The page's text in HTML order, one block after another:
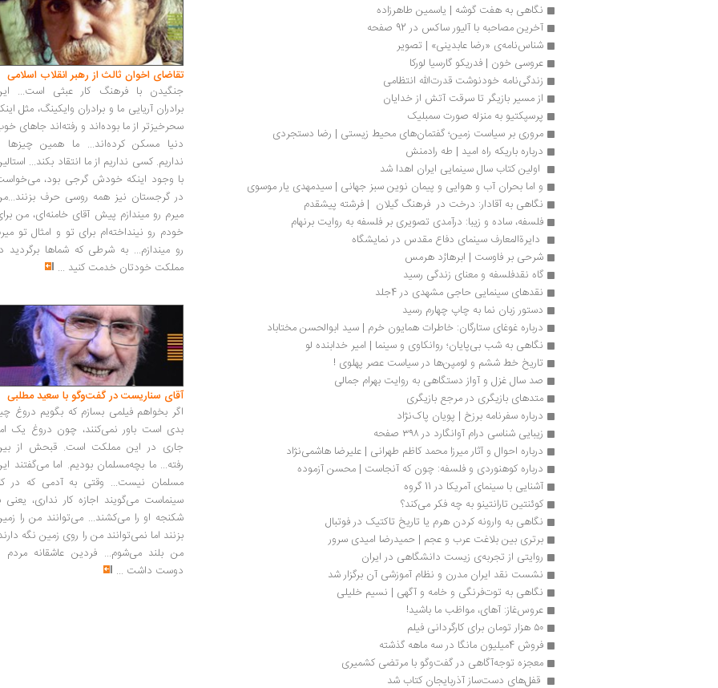
نگاهی به هفت گوشه | یاسمین طاهرزاده
آخرین مصاحبه با آلیور ساکس در 92 صفحه
شناس‌نامه‌ی «رضا عابدینی» | تصویر
عروسی خون | فدریکو گارسیا لورکا
زندگی‌نامه خودنوشت قدرت‌الله انتظامی
از مسیر بازیگر تا سرقت آتش از خدایان
پرسپکتیو به منزله صورت سمبلیک
مروری بر سیاست زمین؛ گفتمان‌های محیط زیستی | رضا دستجردی
درباره باریکه راه امید | طه رادمنش
اولین کتاب سال سینمایی ایران اهدا شد
و اما بحران آب و هوایی و پیمان نوین سبز جهانی | سیدمهدی‌ ‏یار موسوی
نگاهی به آقادار: درخت در  فرهنگ گیلان  | فرشته پیشقدم
فلسفه، ساده و زیبا: درآمدی تصویری بر فلسفه به روایت برنهام
دایرة‌المعارف سینمای دفاع مقدس در نمایشگاه
شرحی بر فاوست | ابرهارْد هرمس
گاه نقدفلسفه و معنای زندگی رسید
نقدهای سینمایی حاجی مشهدی در 4جلد
دستور زبان نما به چاپ چهارم رسید
درباره غوغای ستارگان: خاطرات همایون خرم | سید ابوالحسن مختاباد
نگاهی به شب بی‌پایان؛ روانکاوی و سینما | امیر خدابنده لو
تاریخ خط ششم و لومپن‌ها در سیاست عصر پهلوی !
صد سال غزل و آواز دستگاهی به روایت بهرام جمالی
متدهای بازیگری در مرجع بازیگری
درباره سفرنامه برزخ | پویان پاک‌نژاد
زیبایی شناسی درام آوانگارد در ۳۹۸ صفحه
درباره احوال و آثار میرزا محمد کاظم طهرانی | علیرضا هاشمی‌نژاد
درباره کوهنوردی و فلسفه: چون که آنجاست | محسن آزموده
آشنایی با سینمای آمریکا در 11 گروه
کوئنتین تارانتینو به چه فکر می‌کند؟
نگاهی به وارونه کردن هرم یا تاریخ تاکتیک در فوتبال
برتری بین بلاغت عرب و عجم | حمیدرضا امیدی سرور
روایتی از تجربه‌ی زیست دانشگاهی در ایران
نشست نقد ایران مدرن و نظام آموزشی آن برگزار شد
نگاهی به توت‌فرنگی و خامه و آگهی | نسیم خلیلی
عروس‌غاز: آهای، مواظب ما باشید!
۵۰ هزار تومان برای کارگردانی فیلم
فروش 4میلیون مانگا در سه ماهه گذشته
معجزه توجه‌آگاهی در گفت‌وگو با مرتضی کشمیری
قفل‌های دست‌ساز آذربایجان کتاب شد
تقاضای اخوان ثالث از رهبر انقلاب اسلامی
جنگیدن با فرهنگ کار عبثی است...
برادران آریایی ما و برادران وایکینگ، مثل
سحرخیزتر از ما بوده‌اند و رفته‌اند جاهای
دنیا مسکن کرده‌اند... ما همین چیزها
نداریم. کسی نداریم از ما انتقاد بکند...
با وجود اینکه خودش گرجی بود،
در گرجستان نیز همه روسی حرف
میرم رو میندازم پیش آقای خامنه‌ای، من
خودم رو نینداخته‌ام برای تو و امثال تو
رو میندازم... به شرطی که شماها برگردید
مملکت خودتان خدمت کنید ...
آقای سناریست در گفت‌وگو با سعید مطلبی
اگر بخواهم فیلمی بسازم که بگویم دروغ
بدی است باور نمی‌کنند، چون دروغ یک
جاری در این مملکت است. قبحش از
رفته... ما بچه‌مسلمان بودیم. اما می‌گفتند
مسلمان نیست... وقتی به آدمی که در
سینماست می‌گویند اجازه کار نداری، یعنی
شکنجه او را می‌کشند... می‌توانند من را
بزنند اما نمی‌توانند من را روی زمین نگه
من بلند می‌شوم... فردین عاشقانه مردم
دوست داشت ...